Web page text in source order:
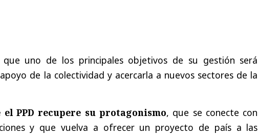
que uno de los principales objetivos de su gestión será
de la colectividad y acercarla a nuevos sectores de la
el PPD recupere su protagonismo, que se conecte con
y que vuelva a ofrecer un proyecto de país a las